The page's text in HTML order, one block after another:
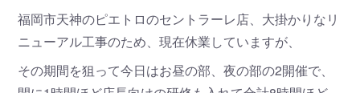
福岡市天神のピエトロのセントラーレ店、大掛かりなリ
ニューアル工事のため、現在休業していますが、
その期間を狙って今日はお昼の部、夜の部の2開催で、